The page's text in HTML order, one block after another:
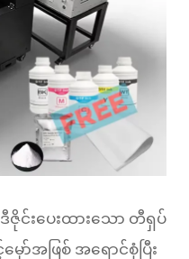
ဇိုင်းပေးထားသော တီရှပ်
ာ်အဖြစ် အရောင်စုံပြီး